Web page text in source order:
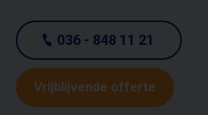
036 - 848 11 21
Vrijblijvende offerte